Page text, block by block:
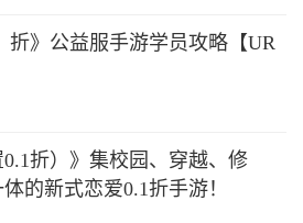
折》公益服手游学员攻略【UR
0.1折）》集校园、穿越、修
的新式恋爱0.1折手游！